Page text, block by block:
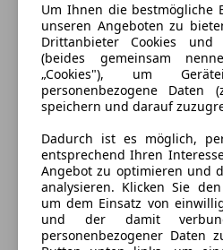
Schadstoffklasse
Kraftstoff
Kraftstoffverbrauch
Um Ihnen die bestmögliche
unseren Angeboten zu
Drittanbieter Cookies und
(beides gemeinsam
„Cookies"), um
personenbezogene Daten
speichern und darauf
Dadurch ist es möglich,
entsprechend Ihren
Angebot zu optimieren und
analysieren. Klicken Sie
um dem Einsatz von
und der damit
personenbezogener Daten